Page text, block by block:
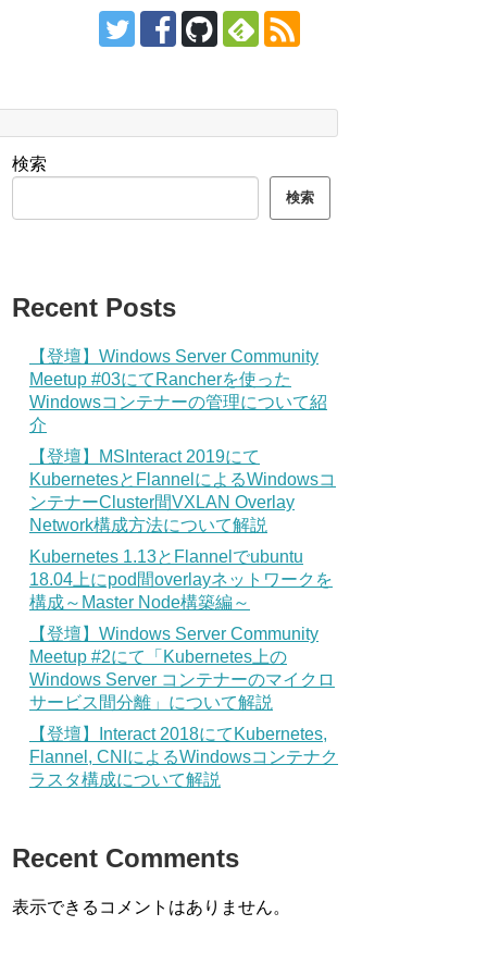
検索
検索
Recent Posts
【登壇】Windows Server Community
Meetup #03にてRancherを使った
Windowsコンテナーの管理について紹
介
【登壇】MSInteract 2019にて
KubernetesとFlannelによるWindowsコ
ンテナーCluster間VXLAN Overlay
Network構成方法について解説
Kubernetes 1.13とFlannelでubuntu
18.04上にpod間overlayネットワークを
構成～Master Node構築編～
【登壇】Windows Server Community
Meetup #2にて「Kubernetes上の
Windows Server コンテナーのマイクロ
サービス間分離」について解説
【登壇】Interact 2018にてKubernetes,
Flannel, CNIによるWindowsコンテナク
ラスタ構成について解説
Recent Comments
表示できるコメントはありません。